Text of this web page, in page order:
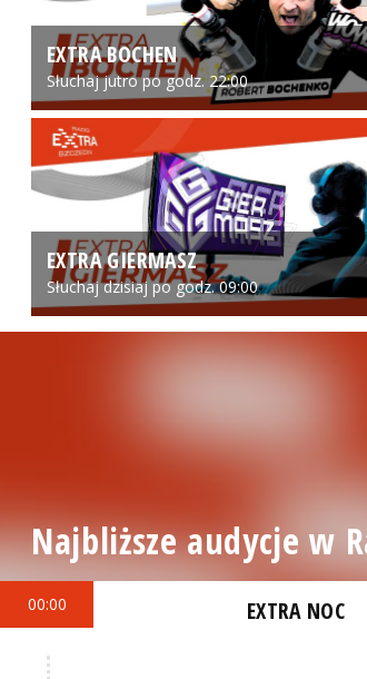
EXTRA BOCHEN
Słuchaj jutro po godz. 22:00
EXTRA GIERMASZ
Słuchaj dzisiaj po godz. 09:00
Najbliższe audycje w
00:00 EXTRA NOC